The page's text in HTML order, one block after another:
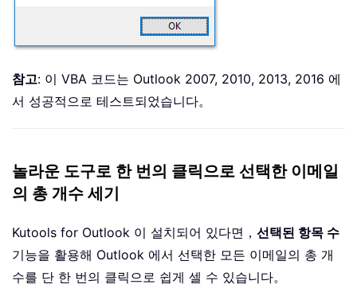
참고: 이 VBA 코드는 Outlook 2007, 2010, 2013, 2016 에
서 성공적으로 테스트되었습니다。
놀라운 도구로 한 번의 클릭으로 선택한 이메일
의 총 개수 세기
Kutools for Outlook 이 설치되어 있다면， 선택된 항목 수
기능을 활용해 Outlook 에서 선택한 모든 이메일의 총 개
수를 단 한 번의 클릭으로 쉽게 셀 수 있습니다。